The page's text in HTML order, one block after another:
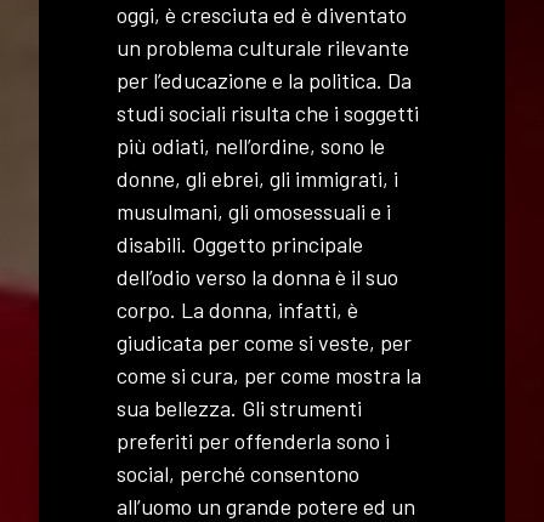
oggi, è cresciuta ed è diventato
un problema culturale rilevante
per l’educazione e la politica. Da
studi sociali risulta che i soggetti
più odiati, nell’ordine, sono le
donne, gli ebrei, gli immigrati, i
musulmani, gli omosessuali e i
disabili. Oggetto principale
dell’odio verso la donna è il suo
corpo. La donna, infatti, è
giudicata per come si veste, per
come si cura, per come mostra la
sua bellezza. Gli strumenti
preferiti per offenderla sono i
social, perché consentono
all’uomo un grande potere ed un